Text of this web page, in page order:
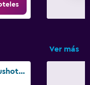
Ver más
Seminaris Campushotel Berlin